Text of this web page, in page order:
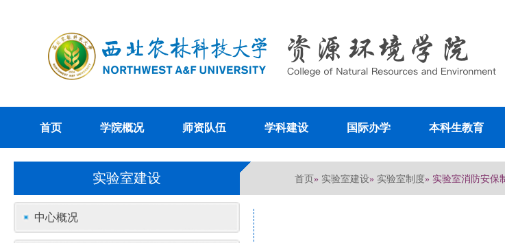
首页 学院概况 师资队伍 学科建设 国际办学 本科生教育
实验室建设 首页» 实验室建设» 实验室制度» 实验室消防安保
中心概况